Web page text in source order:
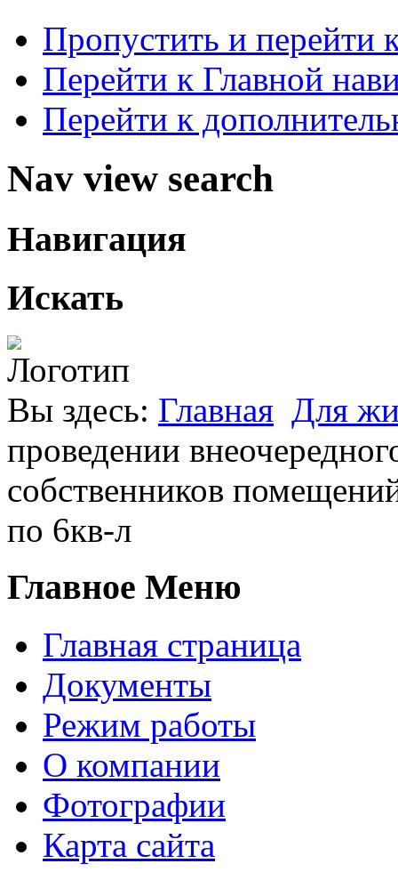
Пропустить и перейти
Перейти к Главной
Перейти к
Nav view search
Навигация
Искать
Вы здесь: Главная Для
проведении
собственников
по 6кв-л
Главное Меню
Главная страница
Документы
Режим работы
О компании
Фотографии
Карта сайта